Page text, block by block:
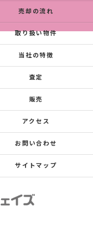
売却の流れ
取り扱い物件
当社の特徴
査定
販売
アクセス
お問い合わせ
サイトマップ